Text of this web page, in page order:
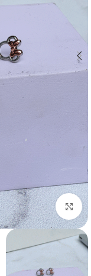
بزرگنمایی تصویر